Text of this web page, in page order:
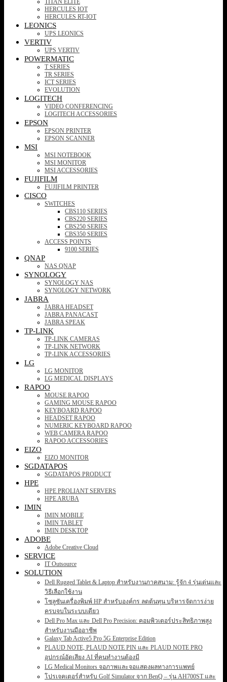
TITAN ELITE
HERCULES IOT
HERCULES RT-IOT
LEONICS
UPS LEONICS
VERTIV
UPS VERTIV
POWERMATIC
T SERIES
TR SERIES
ICT SERIES
EVOLUTION
LOGITECH
VIDEO CONFERENCING
LOGITECH ACCESSORIES
EPSON
EPSON PRINTER
EPSON SCANNER
MSI
MSI NOTEBOOK
MSI MONITOR
MSI ACCESSORIES
FUJIFILM
FUJIFILM PRINTER
CISCO
SWITCHES
CBS110 SERIES
CBS220 SERIES
CBS250 SERIES
CBS350 SERIES
ACCESS POINTS
9100 SERIES
QNAP
NAS QNAP
SYNOLOGY
SYNOLOGY NAS
SYNOLOGY NETWORK
JABRA
JABRA HEADSET
JABRA PANACAST
JABRA SPEAK
TP-LINK
TP-LINK CAMERAS
TP-LINK NETWORK
TP-LINK ACCESSORIES
LG
LG MONITOR
LG MEDICAL DISPLAYS
RAPOO
MOUSE RAPOO
GAMING MOUSE RAPOO
KEYBOARD RAPOO
HEADSET RAPOO
NUMERIC KEYBOARD RAPOO
WEB CAMERA RAPOO
RAPOO ACCESSORIES
EIZO
EIZO MONITOR
SGDATAPOS
SGDATAPOS PRODUCT
HPE
HPE PROLIANT SERVERS
HPE ARUBA
IMIN
IMIN MOBILE
IMIN TABLET
IMIN DESKTOP
ADOBE
Adobe Creative Cloud
SERVICE
IT Outsource
SOLUTION
Dell Rugged Tablet & Laptop สำหรับงานภาคสนาม: รู้จัก 4 รุ่นเด่นและ
วิธีเลือกใช้งาน
โซลูชันเครื่องพิมพ์ HP สำหรับองค์กร ลดต้นทุน บริหารจัดการง่าย
ครบจบในระบบเดียว
Dell Pro Max และ Dell Pro Precision: คอมพิวเตอร์ประสิทธิภาพสูง
สำหรับงานมืออาชีพ
Galaxy Tab Active5 Pro 5G Enterprise Edition
PLAUD NOTE, PLAUD NOTE PIN และ PLAUD NOTE PRO
อุปกรณ์อัดเสียง AI ที่คนทำงานต้องมี
LG Medical Monitors จอภาพและจอแสดงผลทางการแพทย์
โปรเจคเตอร์สำหรับ Golf Simulator จาก BenQ – รุ่น AH700ST และ